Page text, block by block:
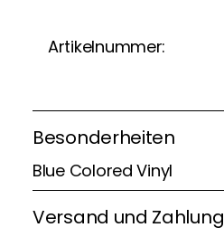
Artikelnummer:
Besonderheiten
Blue Colored Vinyl
Versand und Zahlung